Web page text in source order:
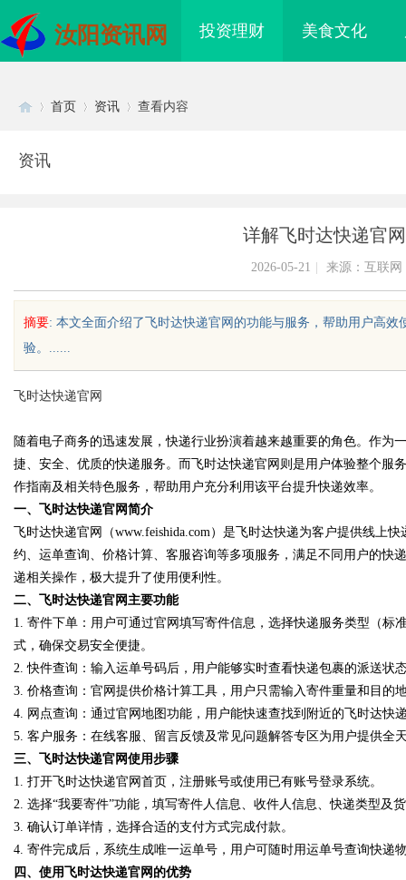
汝阳资讯网 投资理财 美食文化
uz
!
首页 资讯 查看内容
资讯
详解飞时达快递官
2026-05-21 来源：互联网
摘要: 本文全面介绍了飞时达快递官网的功能与服务，帮助用户高
验。......
飞时达快递官网
随着电子商务的迅速发展，快递行业扮演着越来越重要的角色。作为
捷、安全、优质的快递服务。而飞时达快递官网则是用户体验整个服
作指南及相关特色服务，帮助用户充分利用该平台提升快递效率。
一、飞时达快递官网简介
飞时达快递官网（www.feishida.com）是飞时达快递为客户提供线上
约、运单查询、价格计算、客服咨询等多项服务，满足不同用户的快
递相关操作，极大提升了使用便利性。
二、飞时达快递官网主要功能
1. 寄件下单： 用户可通过官网填写寄件信息，选择快递服务类型（标
式，确保交易安全便捷。
2.快件查询： 输入运单号码后，用户能够实时查看快递包裹的派送状
3. 价格查询： 官网提供价格计算工具，用户只需输入寄件重量和目的
4. 网点查询： 通过官网地图功能，用户能快速查找到附近的飞时达快
5. 客户服务： 在线客服、留言反馈及常见问题解答专区为用户提供全
三、飞时达快递官网使用步骤
1. 打开飞时达快递官网首页，注册账号或使用已有账号登录系统。
2. 选择“我要寄件”功能，填写寄件人信息、收件人信息、快递类型及
3. 确认订单详情，选择合适的支付方式完成付款。
4. 寄件完成后，系统生成唯一运单号，用户可随时用运单号查询快递
四、使用飞时达快递官网的优势
揭秘现代城市的隐秘
全解析